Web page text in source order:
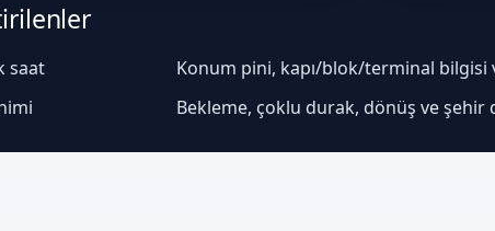
saat
Konum pini, kapı/blok/terminal bilgisi
Bekleme, çoklu durak, dönüş ve şehir